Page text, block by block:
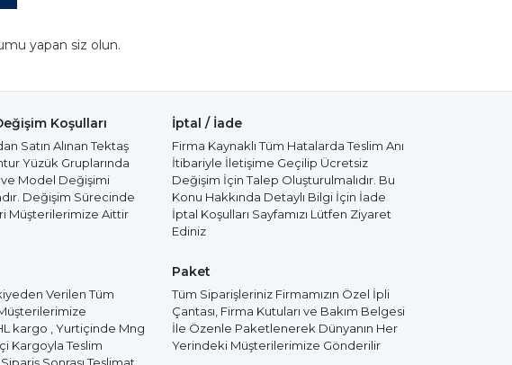
yapan siz olun.
Koşulları
Satın Alınan Tektaş
Yüzük Gruplarında
Model Değişimi
Değişim Sürecinde
Müşterilerimize Aittir
İptal / İade
Firma Kaynaklı Tüm Hatalarda Teslim Anı
İtibariyle İletişime Geçilip Ücretsiz
Değişim İçin Talep Oluşturulmalıdır. Bu
Konu Hakkında Detaylı Bilgi İçin İade
İptal Koşulları Sayfamızı Lütfen Ziyaret
Ediniz
Verilen Tüm
kargo , Yurtiçinde Mng
Kargoyla Teslim
Paket
Tüm Siparişleriniz Firmamızın Özel İpli
Çantası, Firma Kutuları ve Bakım Belgesi
İle Özenle Paketlenerek Dünyanın Her
Yerindeki Müşterilerimize Gönderilir